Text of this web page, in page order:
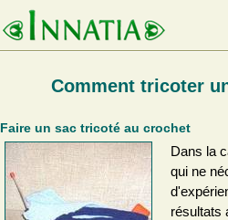
Comment tricoter
Faire un sac tricoté au crochet
Dans la
qui ne
résultats